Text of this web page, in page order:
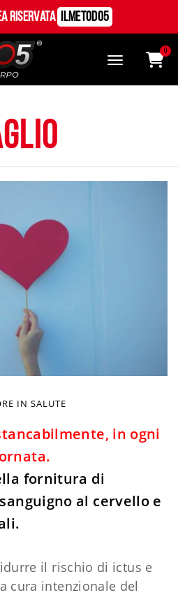
Riservata ILMetodo5
0
IN SALUTE
in ogni
fornitura di
al cervello e
il rischio di ictus e
cura intenzionale del